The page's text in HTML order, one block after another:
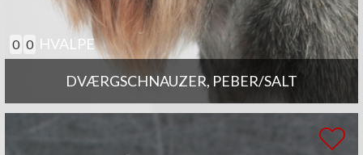
DVÆRGSCHNAUZER, PEBER/SALT
0 0 HVALPE